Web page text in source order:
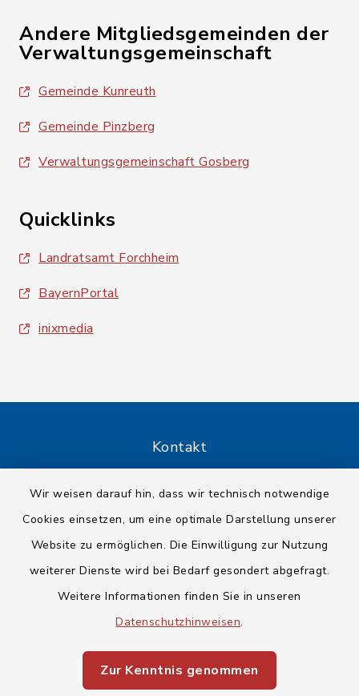
Wir weisen darauf hin, dass wir technisch notwendige
Cookies einsetzen, um eine optimale Darstellung unserer
Website zu ermöglichen. Die Einwilligung zur Nutzung
weiterer Dienste wird bei Bedarf gesondert abgefragt.
Weitere Informationen finden Sie in unseren
Datenschutzhinweisen.
Zur Kenntnis genommen
Andere Mitgliedsgemeinden der
Verwaltungsgemeinschaft
Gemeinde Kunreuth
Gemeinde Pinzberg
Verwaltungsgemeinschaft Gosberg
Quicklinks
Landratsamt Forchheim
BayernPortal
inixmedia
Kontakt
Barrierefreiheit
Datenschutz
Impressum
Sitemap
Cookie-Einstellungen